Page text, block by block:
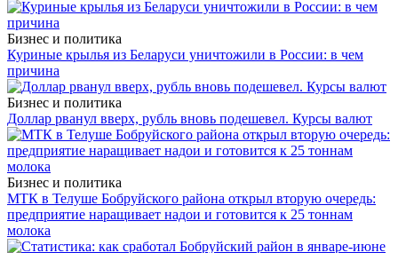
Бизнес и политика
Куриные крылья из Беларуси уничтожили в России: в чем
причина
Бизнес и политика
Доллар рванул вверх, рубль вновь подешевел. Курсы валют
Бизнес и политика
МТК в Телуше Бобруйского района открыл вторую очередь:
предприятие наращивает надои и готовится к 25 тоннам
молока